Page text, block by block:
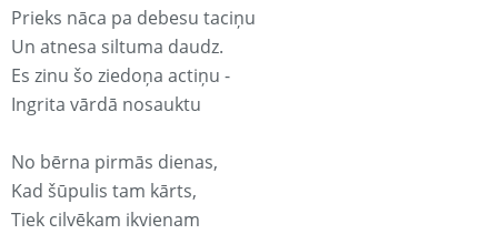
Prieks nāca pa debesu taciņu
Un atnesa siltuma daudz.
Es zinu šo ziedoņa actiņu -
Ingrita vārdā nosauktu
No bērna pirmās dienas,
Kad šūpulis tam kārts,
Tiek cilvēkam ikvienam